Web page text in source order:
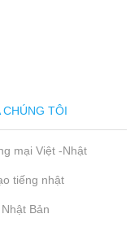
TÔI
mại Việt -Nhật
tiếng nhật
Bản